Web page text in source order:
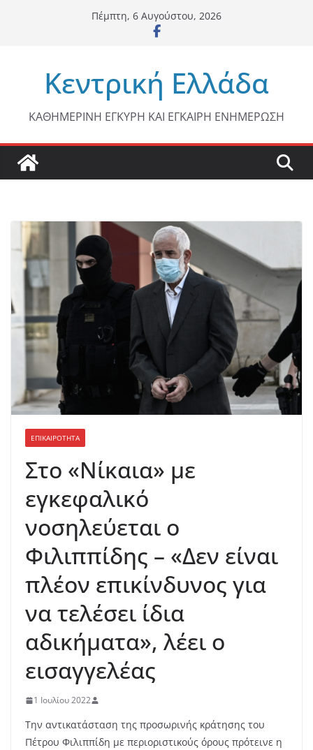
Πέμπτη, 6 Αυγούστου, 2026
Κεντρική Ελλάδα
ΚΑΘΗΜΕΡΙΝΗ ΕΓΚΥΡΗ ΚΑΙ ΕΓΚΑΙΡΗ ΕΝΗΜΕΡΩΣΗ
ΕΠΙΚΑΙΡΟΤΗΤΑ
Στο «Νίκαια» με
εγκεφαλικό
νοσηλεύεται ο
Φιλιππίδης – «Δεν είναι
πλέον επικίνδυνος για
να τελέσει ίδια
αδικήματα», λέει ο
εισαγγελέας
1 Ιουλίου 2022
Την αντικατάσταση της προσωρινής κράτησης του
Πέτρου Φιλιππίδη με περιοριστικούς όρους πρότεινε η